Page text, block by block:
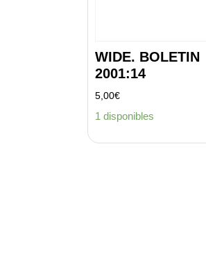
WIDE. BOLETIN
2001:14
5,00€
1 disponibles